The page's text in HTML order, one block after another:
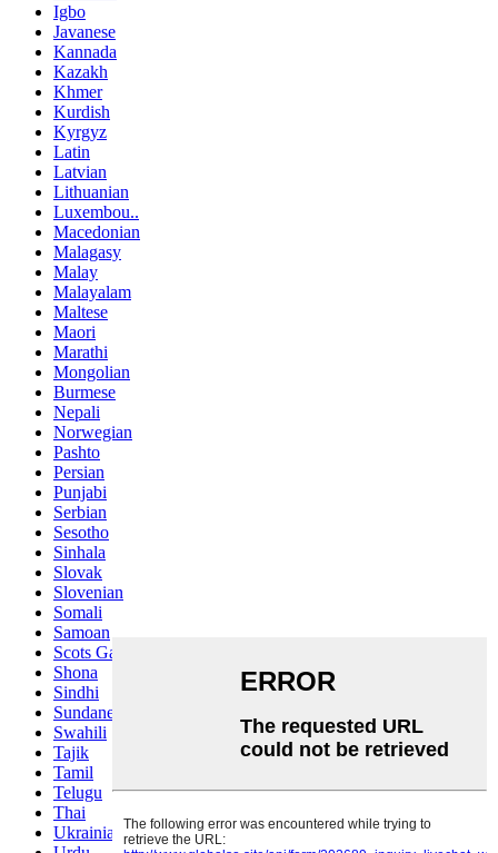
Igbo
Javanese
Kannada
Kazakh
Khmer
Kurdish
Kyrgyz
Latin
Latvian
Lithuanian
Luxembou..
Macedonian
Malagasy
Malay
Malayalam
Maltese
Maori
Marathi
Mongolian
Burmese
Nepali
Norwegian
Pashto
Persian
Punjabi
Serbian
Sesotho
Sinhala
Slovak
Slovenian
Somali
Samoan
Scots Gaelic
Shona
Sindhi
Sundanese
Swahili
Tajik
Tamil
Telugu
Thai
Ukrainian